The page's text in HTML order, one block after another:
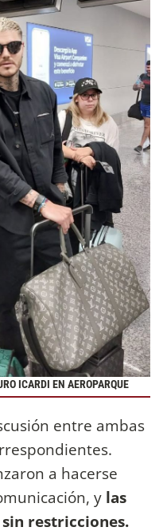
ICARDI EN AEROPARQUE
entre ambas
a hacerse
y las
restricciones.